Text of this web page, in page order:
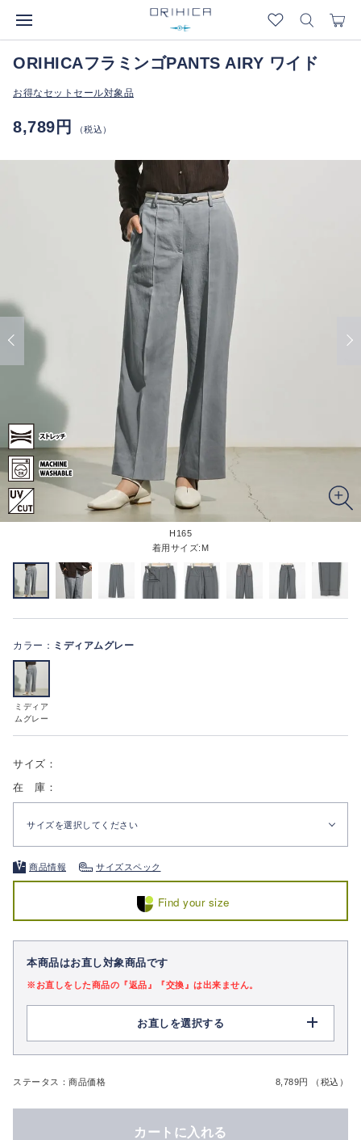
ORIHICAフラミンゴPANTS AIRY ワイド
お得なセットセール対象品
8,789円 （税込）
H165
着用サイズ:M
カラー： ミディアムグレー
ミディア
ムグレー
サイズ：
在 庫：
サイズを選択してください
商品情報 サイズスペック
Find your size
本商品はお直し対象商品です
※お直しをした商品の『返品』『交換』は出来ません。
お直しを選択する
ステータス：商品価格 8,789円 （税込）
カートに入れる